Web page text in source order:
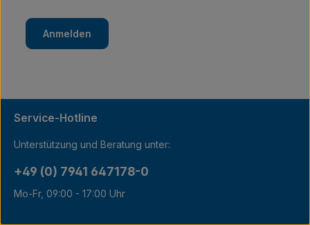
Anmelden
Service-Hotline
Unterstützung und Beratung unter:
+49 (0) 7941 647178-0
Mo-Fr, 09:00 - 17:00 Uhr